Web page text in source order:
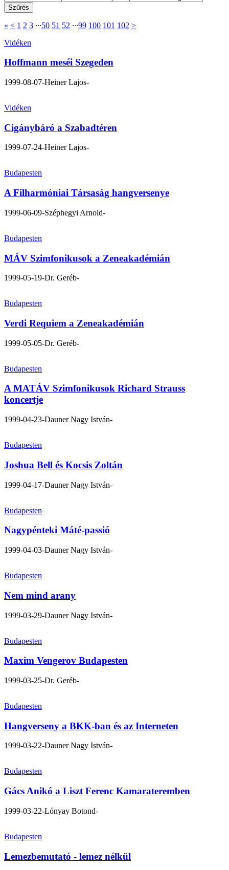
« < 1 2 3 ∙∙∙50 51 52 ∙∙∙99 100 101 102 >
Vidéken
Hoffmann meséi Szegeden
1999-08-07-Heiner Lajos-
Vidéken
Cigánybáró a Szabadtéren
1999-07-24-Heiner Lajos-
Budapesten
A Filharmóniai Társaság hangversenye
1999-06-09-Széphegyi Arnold-
Budapesten
MÁV Szimfonikusok a Zeneakadémián
1999-05-19-Dr. Geréb-
Budapesten
Verdi Requiem a Zeneakadémián
1999-05-05-Dr. Geréb-
Budapesten
A MATÁV Szimfonikusok Richard Strauss
koncertje
1999-04-23-Dauner Nagy István-
Budapesten
Joshua Bell és Kocsis Zoltán
1999-04-17-Dauner Nagy István-
Budapesten
Nagypénteki Máté-passió
1999-04-03-Dauner Nagy István-
Budapesten
Nem mind arany
1999-03-29-Dauner Nagy István-
Budapesten
Maxim Vengerov Budapesten
1999-03-25-Dr. Geréb-
Budapesten
Hangverseny a BKK-ban és az Interneten
1999-03-22-Dauner Nagy István-
Budapesten
Gács Anikó a Liszt Ferenc Kamarateremben
1999-03-22-Lónyay Botond-
Budapesten
Lemezbemutató - lemez nélkül